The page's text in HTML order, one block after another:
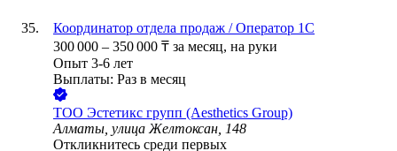
Координатор отдела продаж / Оператор 1С
300 000 – 350 000 ₸ за месяц, на руки
Опыт 3-6 лет
Выплаты: Раз в месяц
ТОО Эстетикс групп (Aesthetics Group)
Алматы, улица Желтоксан, 148
Откликнитесь среди первых